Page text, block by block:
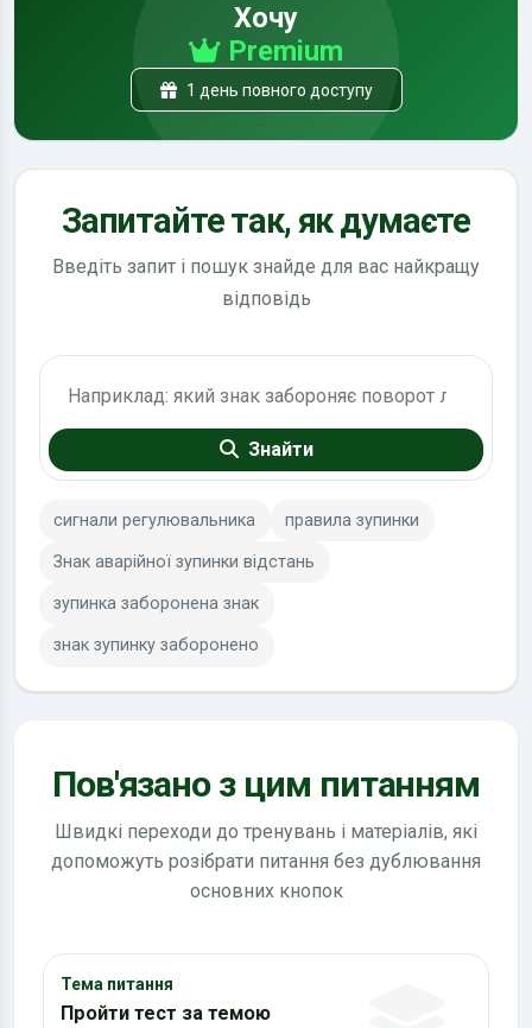
Хочу
Premium
1 день повного доступу
Запитайте так, як думаєте
Введіть запит і пошук знайде для вас найкращу
відповідь
Знайти
сигнали регулювальника правила зупинки
Знак аварійної зупинки відстань
зупинка заборонена знак
знак зупинку заборонено
Пов'язано з цим питанням
Швидкі переходи до тренувань і матеріалів, які
допоможуть розібрати питання без дублювання
основних кнопок
Тема питання
Пройти тест за темою